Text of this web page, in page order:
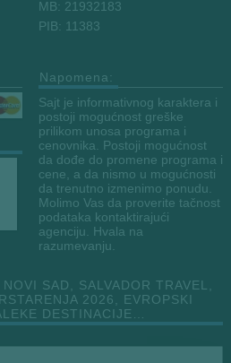
MB: 21932183
PIB: 11383
Napomena:
Sajt je informativnog karaktera i
postoji mogućnost greške
prilikom unosa programa i
cenovnika. Postoji mogućnost
da dođe do promene programa i
cene, a da nismo u mogućnosti
da trenutno izmenimo ponudu.
Molimo Vas da proverite tačnost
podataka kontaktirajući
agenciju. Hvala na
razumevanju.
SAD, SALVADOR TRAVEL,
2026, EVROPSKI
DESTINACIJE…